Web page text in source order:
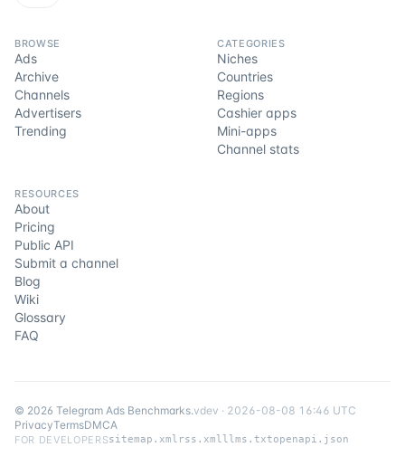
BROWSE
Ads
Archive
Channels
Advertisers
Trending
CATEGORIES
Niches
Countries
Regions
Cashier apps
Mini-apps
Channel stats
RESOURCES
About
Pricing
Public API
Submit a channel
Blog
Wiki
Glossary
FAQ
© 2026 Telegram Ads Benchmarks.vdev · 2026-08-08 16:46 UTC
PrivacyTermsDMCA
FOR DEVELOPERSsitemap.xml rss.xml llms.txtopenapi.json